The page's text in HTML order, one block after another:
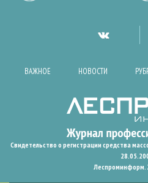
ВАЖНОЕ НОВОСТИ
Свидетельство о регистрации средства
Леспроминформ.